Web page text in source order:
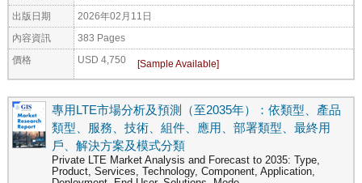
出版日期 2026年02月11日
內容資訊 383 Pages
價格 USD 4,750
專用LTE市場分析及預測（至2035年）：依類型、產品
類型、服務、技術、組件、應用、部署類型、最終用
戶、解決方案及模式分類
Private LTE Market Analysis and Forecast to 2035: Type,
Product, Services, Technology, Component, Application,